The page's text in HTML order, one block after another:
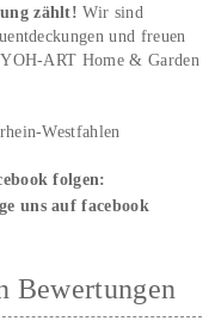
zählt!Wir sind
und freuen
Home & Garden
Westfahlen
folgen:
Bewertungen